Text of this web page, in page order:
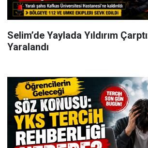
Selim’de Yaylada Yıldırım
Yaralandı